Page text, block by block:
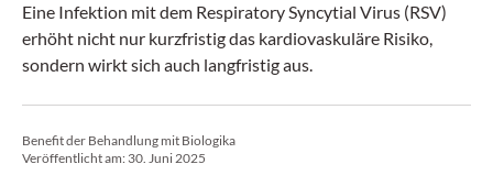
Eine Infektion mit dem Respiratory Syncytial Virus (RSV)
erhöht nicht nur kurzfristig das kardiovaskuläre Risiko,
sondern wirkt sich auch langfristig aus.
Benefit der Behandlung mit Biologika
Veröffentlicht am: 30. Juni 2025